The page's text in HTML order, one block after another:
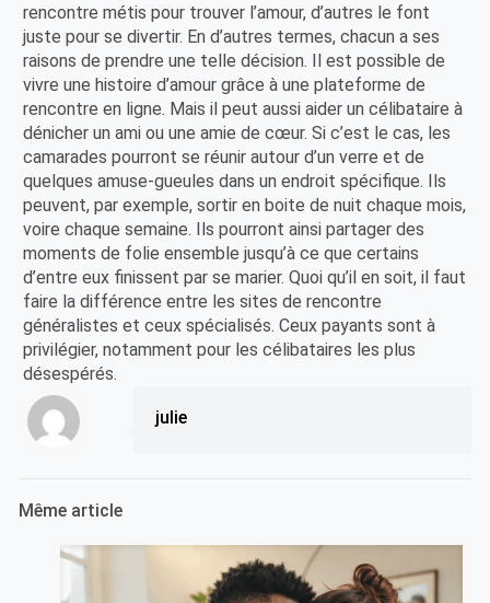
rencontre métis pour trouver l’amour, d’autres le font
juste pour se divertir. En d’autres termes, chacun a ses
raisons de prendre une telle décision. Il est possible de
vivre une histoire d’amour grâce à une plateforme de
rencontre en ligne. Mais il peut aussi aider un célibataire à
dénicher un ami ou une amie de cœur. Si c’est le cas, les
camarades pourront se réunir autour d’un verre et de
quelques amuse-gueules dans un endroit spécifique. Ils
peuvent, par exemple, sortir en boite de nuit chaque mois,
voire chaque semaine. Ils pourront ainsi partager des
moments de folie ensemble jusqu’à ce que certains
d’entre eux finissent par se marier. Quoi qu’il en soit, il faut
faire la différence entre les sites de rencontre
généralistes et ceux spécialisés. Ceux payants sont à
privilégier, notamment pour les célibataires les plus
désespérés.
julie
Même article